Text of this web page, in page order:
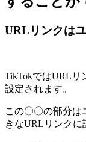
URLリンクは
TikTokではURLリ
設定されます。
この〇〇の部分は
きなURLリンクに